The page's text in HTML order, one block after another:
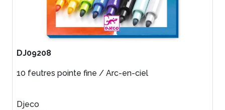
DJ09208
10 feutres pointe fine / Arc-en-ciel
Djeco